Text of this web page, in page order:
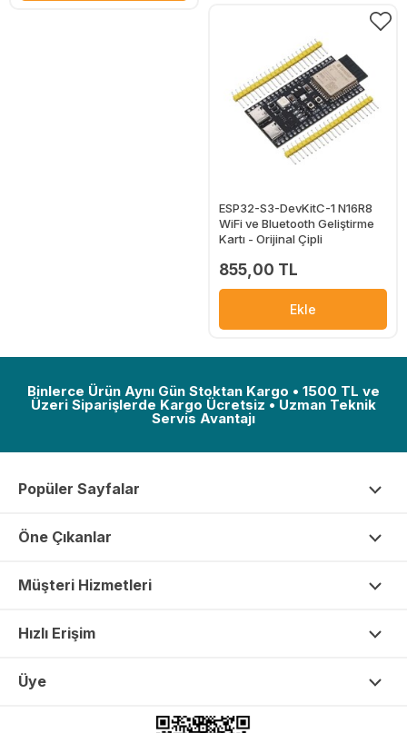
ESP32-S3-DevKitC-1 N16R8
WiFi ve Bluetooth Geliştirme
Kartı - Orijinal Çipli
855,00 TL
Ekle
Binlerce Ürün Aynı Gün Stoktan Kargo • 1500 TL ve
Üzeri Siparişlerde Kargo Ücretsiz • Uzman Teknik
Servis Avantajı
Popüler Sayfalar
Öne Çıkanlar
Müşteri Hizmetleri
Hızlı Erişim
Üye